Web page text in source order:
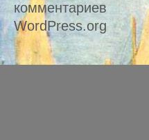
комментариев
WordPress.org